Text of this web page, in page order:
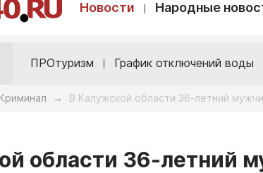
Новости Народные
ПРОтуризм График отключений воды
Криминал → В Калужской области 36-летний
области 36-летний